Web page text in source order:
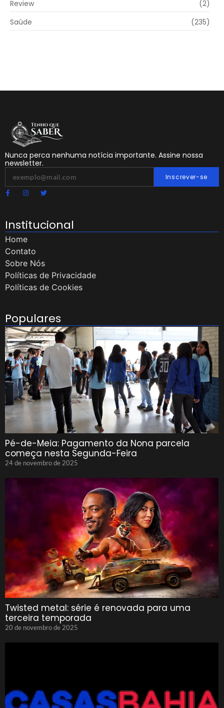
Review
(2)
Saúde
(235)
Nunca perca nenhuma notícia importante. Assine nossa
newsletter.
Inscrever-se
Institucional
Home
Contato
Sobre Nós
Políticas de Privacidade
Políticas de Cookies
Populares
Pé-de-Meia: Pagamento da Nona parcela
começa nesta Segunda-Feira
24 de novembro de 2025
Twisted metal: série é renovada para uma
terceira temporada
20 de novembro de 2025